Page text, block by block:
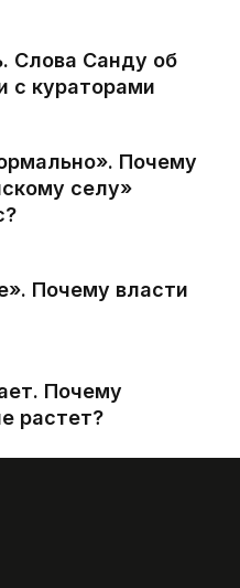
Слова Санду об
с кураторами
Почему
селу»
Почему власти
Почему
растет?